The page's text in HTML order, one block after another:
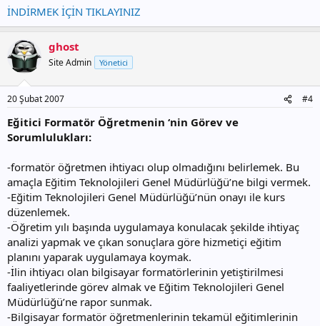
İNDİRMEK İÇİN TIKLAYINIZ
ghost
Site Admin Yönetici
20 Şubat 2007 #4
Eğitici Formatör Öğretmenin ‘nin Görev ve
Sorumlulukları:
-formatör öğretmen ihtiyacı olup olmadığını belirlemek. Bu
amaçla Eğitim Teknolojileri Genel Müdürlüğü’ne bilgi vermek.
-Eğitim Teknolojileri Genel Müdürlüğü’nün onayı ile kurs
düzenlemek.
-Öğretim yılı başında uygulamaya konulacak şekilde ihtiyaç
analizi yapmak ve çıkan sonuçlara göre hizmetiçi eğitim
planını yaparak uygulamaya koymak.
-İlin ihtiyacı olan bilgisayar formatörlerinin yetiştirilmesi
faaliyetlerinde görev almak ve Eğitim Teknolojileri Genel
Müdürlüğü’ne rapor sunmak.
-Bilgisayar formatör öğretmenlerinin tekamül eğitimlerinin